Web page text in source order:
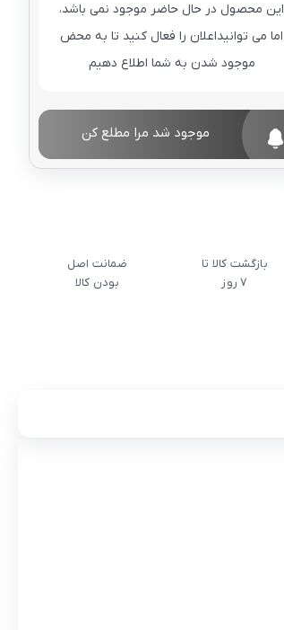
این محصول در حال حاضر موجود نمی باشد،
اما می توانیداعلان را فعال کنید تا به محض
موجود شدن به شما اطلاع دهیم
موجود شد مرا مطلع کن
بازگشت کالا تا
7 روز
ضمانت اصل
بودن کالا